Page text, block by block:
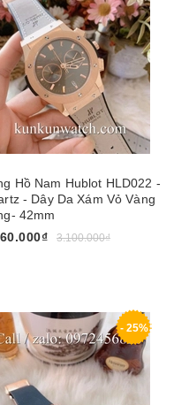
Hồ Nam Hublot HLD022 -
- Dây Da Xám Vỏ Vàng
42mm
3.100.000₫
- 25%